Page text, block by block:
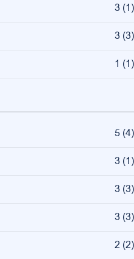
3 (1)
3 (3)
1 (1)
5 (4)
3 (1)
3 (3)
3 (3)
2 (2)